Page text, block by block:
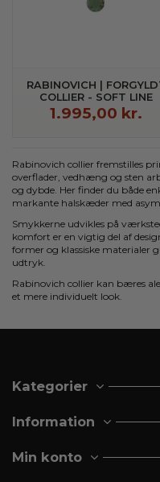
RABINOVICH |
COLLIER - SOFT LINE
1.995,00 kr.
Rabinovich collier fremstilles
overflader, vedhæng og sten
og dybde. Her finder du både
markante halskæder med
Smykkerne udvikles på
komfort er en vigtig del af
former og klassiske materialer
udtryk.
Rabinovich collier kan bæres
et mere individuelt look.
Kategorier
Information
Min konto